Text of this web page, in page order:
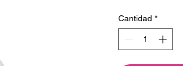
Cantidad *